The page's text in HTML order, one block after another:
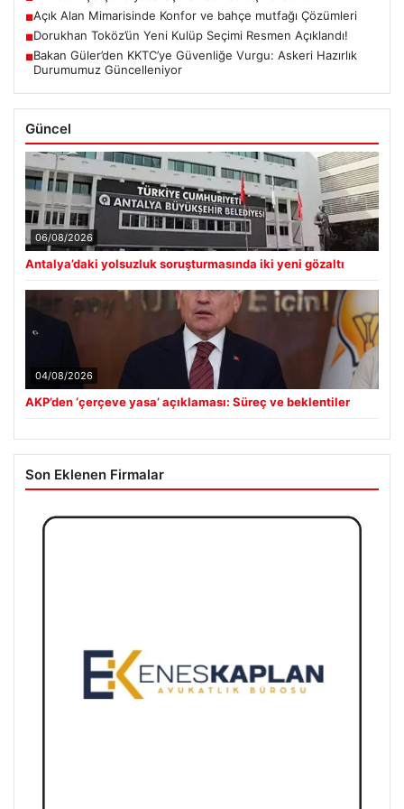
■Açık Alan Mimarisinde Konfor ve bahçe mutfağı Çözümleri
■Dorukhan Toköz’ün Yeni Kulüp Seçimi Resmen Açıklandı!
■Bakan Güler’den KKTC’ye Güvenliğe Vurgu: Askeri Hazırlık
Durumumuz Güncelleniyor
Güncel
06/08/2026
Antalya’daki yolsuzluk soruşturmasında iki yeni gözaltı
04/08/2026
AKP’den ‘çerçeve yasa’ açıklaması: Süreç ve beklentiler
Son Eklenen Firmalar